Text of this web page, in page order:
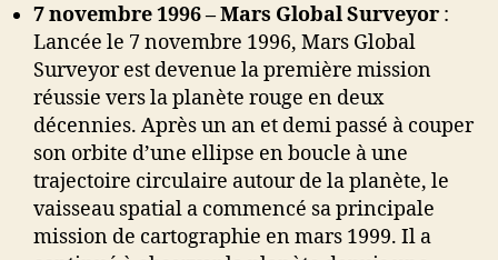
7 novembre 1996 – Mars Global Surveyor :
Lancée le 7 novembre 1996, Mars Global
Surveyor est devenue la première mission
réussie vers la planète rouge en deux
décennies. Après un an et demi passé à couper
son orbite d’une ellipse en boucle à une
trajectoire circulaire autour de la planète, le
vaisseau spatial a commencé sa principale
mission de cartographie en mars 1999. Il a